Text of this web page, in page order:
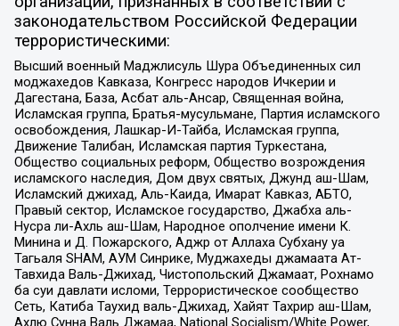
законодательством Российской Федерации
террористическими:
Высший военный Маджлисуль Шура Объединенных сил
моджахедов Кавказа, Конгресс народов Ичкерии и
Дагестана, База, Асбат аль-Ансар, Священная война,
Исламская группа, Братья-мусульмане, Партия исламского
освобождения, Лашкар-И-Тайба, Исламская группа,
Движение Талибан, Исламская партия Туркестана,
Общество социальных реформ, Общество возрождения
исламского наследия, Дом двух святых, Джунд аш-Шам,
Исламский джихад, Аль-Каида, Имарат Кавказ, АБТО,
Правый сектор, Исламское государство, Джабха аль-
Нусра ли-Ахль аш-Шам, Народное ополчение имени К.
Минина и Д. Пожарского, Аджр от Аллаха Субхану уа
Тагьаля SHAM, АУМ Синрике, Муджахеды джамаата Ат-
Тавхида Валь-Джихад, Чистопольский Джамаат, Рохнамо
ба суи давлати исломи, Террористическое сообщество
Сеть, Катиба Таухид валь-Джихад, Хайят Тахрир аш-Шам,
Ахлю Сунна Валь Джамаа, National Socialism/White Power,